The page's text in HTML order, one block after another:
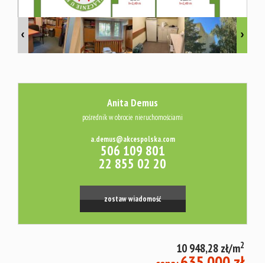
Wycena
Warto
Anita Demus
pośrednik w obrocie nieruchomościami
a.demus@akcespolska.com
506 109 801
22 855 02 20
zostaw wiadomość
10 948,28 zł/m2